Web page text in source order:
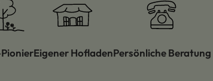
Eigener HofladenPersönliche Beratung